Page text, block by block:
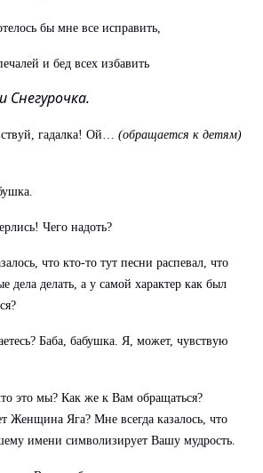
бы мне все исправить,
и бед всех избавить
Снегурочка.
гадалка! Ой… (обращается к детям)
Чего надоть?
что кто-то тут песни распевал, что
дела делать, а у самой характер как был
Баба, бабушка. Я, может, чувствую
это мы? Как же к Вам обращаться?
Женщина Яга? Мне всегда казалось, что
имени символизирует Вашу мудрость.